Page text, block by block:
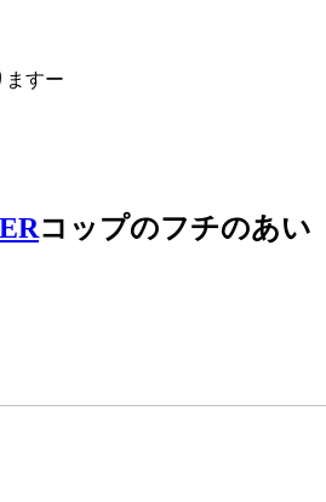
ますー
コップのフチのあい